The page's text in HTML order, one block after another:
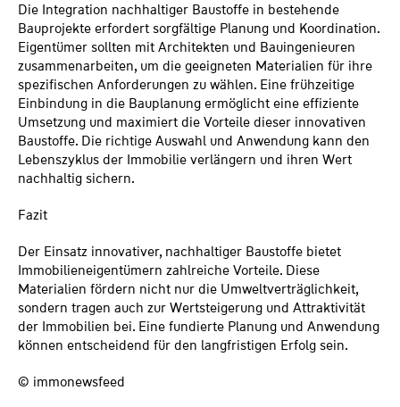
Die Integration nachhaltiger Baustoffe in bestehende
Bauprojekte erfordert sorgfältige Planung und Koordination.
Eigentümer sollten mit Architekten und Bauingenieuren
zusammenarbeiten, um die geeigneten Materialien für ihre
spezifischen Anforderungen zu wählen. Eine frühzeitige
Einbindung in die Bauplanung ermöglicht eine effiziente
Umsetzung und maximiert die Vorteile dieser innovativen
Baustoffe. Die richtige Auswahl und Anwendung kann den
Lebenszyklus der Immobilie verlängern und ihren Wert
nachhaltig sichern.
Fazit
Der Einsatz innovativer, nachhaltiger Baustoffe bietet
Immobilieneigentümern zahlreiche Vorteile. Diese
Materialien fördern nicht nur die Umweltverträglichkeit,
sondern tragen auch zur Wertsteigerung und Attraktivität
der Immobilien bei. Eine fundierte Planung und Anwendung
können entscheidend für den langfristigen Erfolg sein.
© immonewsfeed